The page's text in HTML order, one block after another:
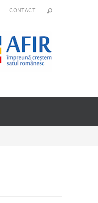
CONTACT